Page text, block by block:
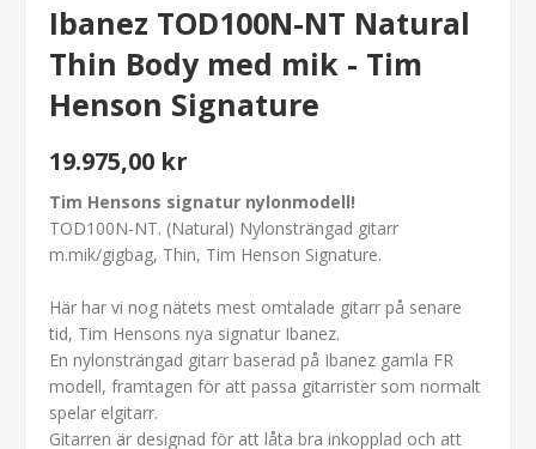
Ibanez TOD100N-NT Natural
Thin Body med mik - Tim
Henson Signature
19.975,00 kr
Tim Hensons signatur nylonmodell!
TOD100N-NT. (Natural) Nylonsträngad gitarr
m.mik/gigbag, Thin, Tim Henson Signature.
Här har vi nog nätets mest omtalade gitarr på senare
tid, Tim Hensons nya signatur Ibanez.
En nylonsträngad gitarr baserad på Ibanez gamla FR
modell, framtagen för att passa gitarrister som normalt
spelar elgitarr.
Gitarren är designad för att låta bra inkopplad och att